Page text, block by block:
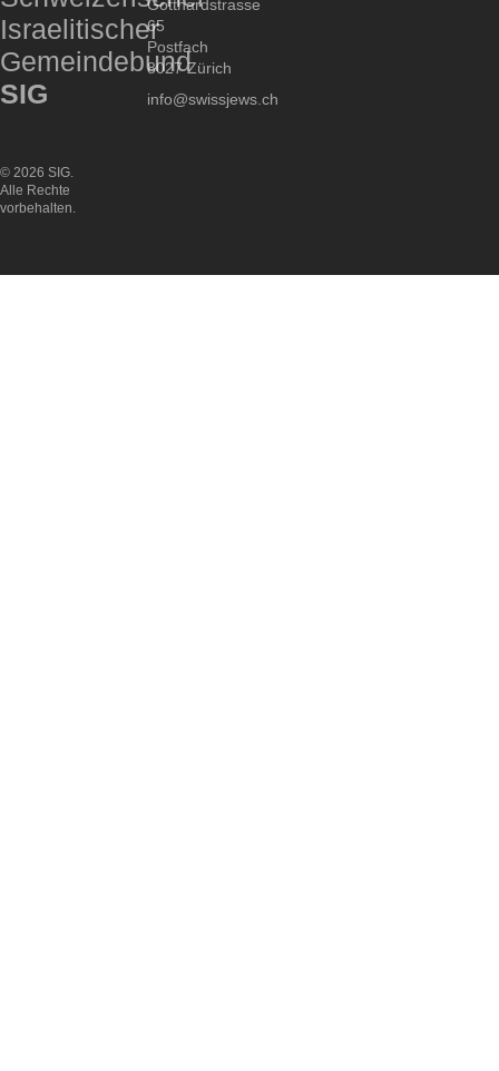
Israelitischer
Gemeindebund
SIG
Gotthardstrasse
65
Postfach
8027 Zürich
info@swissjews.ch
© 2026 SIG.
Alle Rechte
vorbehalten.